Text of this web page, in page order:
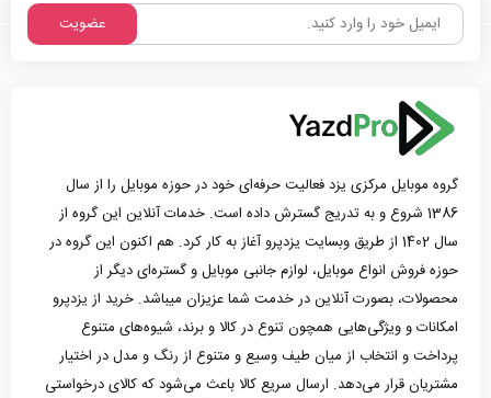
عضویت
گروه موبایل مرکزی یزد فعالیت حرفه‌ای خود در حوزه موبایل را از سال
1386 شروع و به تدریج گسترش داده است. خدمات آنلاین این گروه از
سال 1402 از طریق وبسایت یزدپرو آغاز به کار کرد. هم اکنون این گروه در
حوزه فروش انواع موبایل، لوازم جانبی موبایل و گستره‌ای دیگر از
محصولات، بصورت آنلاین در خدمت شما عزیزان میباشد. خرید از یزدپرو
امکانات و ویژگی‌هایی همچون تنوع در کالا و برند، شیوه‌های متنوع
پرداخت و انتخاب از میان طیف وسیع و متنوع از رنگ و مدل در اختیار
مشتریان قرار می‌دهد. ارسال سریع کالا باعث می‌شود که کالای درخواستی